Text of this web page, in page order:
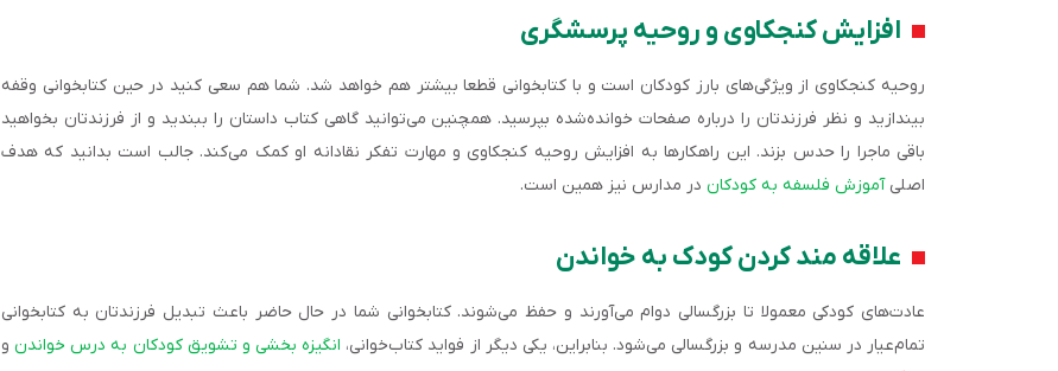
افزایش کنجکاوی و روحیه پرسشگری
روحیه کنجکاوی از ویژگی‌های بارز کودکان است و با کتابخوانی قطعا بیشتر هم خواهد شد. شما هم سعی کنید در حین کتابخوانی وقفه
بیندازید و نظر فرزندتان را درباره صفحات خوانده‌شده بپرسید. همچنین می‌توانید گاهی کتاب داستان را ببندید و از فرزندتان بخواهید
باقی ماجرا را حدس بزند. این راهکارها به افزایش روحیه کنجکاوی و مهارت تفکر نقادانه او کمک می‌کند. جالب است بدانید که هدف
اصلیآموزش فلسفه به کودکان در مدارس نیز همین است.
علاقه مند کردن کودک به خواندن
عادت‌های کودکی معمولا تا بزرگسالی دوام می‌آورند و حفظ می‌شوند. کتابخوانی شما در حال حاضر باعث تبدیل فرزندتان به کتابخوانی
تمام‌عیار در سنین مدرسه و بزرگسالی می‌شود. بنابراین، یکی دیگر از فواید کتاب‌خوانی، انگیزه بخشی و تشویق کودکان به درس خواندن و